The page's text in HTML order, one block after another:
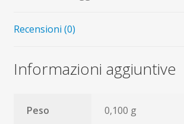
Recensioni (0)
Informazioni aggiuntive
Peso 0,100 g